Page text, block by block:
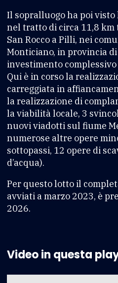
Il sopralluogo ha poi
nel tratto di circa 11,8 km
San Rocco a Pilli, nei
Monticiano, in provincia
investimento
Qui è in corso la
carreggiata in
la realizzazione di
la viabilità locale, 3
nuovi viadotti sul fiume
numerose altre opere
sottopassi, 12 opere di
d’acqua).
Per questo lotto il
avviati a marzo 2023, è
2026.
Video in questa